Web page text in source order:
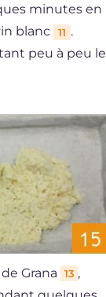
minutes en
blanc
11 .
peu à peu le
Grana 13 ,